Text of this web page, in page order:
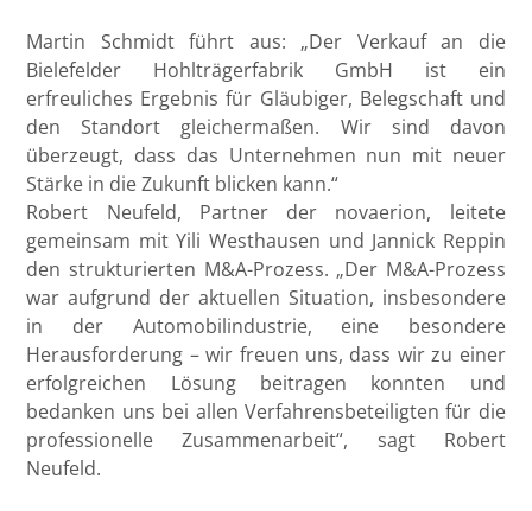
Martin Schmidt führt aus: „Der Verkauf an die
Bielefelder Hohlträgerfabrik GmbH ist ein
erfreuliches Ergebnis für Gläubiger, Belegschaft und
den Standort gleichermaßen. Wir sind davon
überzeugt, dass das Unternehmen nun mit neuer
Stärke in die Zukunft blicken kann.“
Robert Neufeld, Partner der novaerion, leitete
gemeinsam mit Yili Westhausen und Jannick Reppin
den strukturierten M&A-Prozess. „Der M&A-Prozess
war aufgrund der aktuellen Situation, insbesondere
in der Automobilindustrie, eine besondere
Herausforderung – wir freuen uns, dass wir zu einer
erfolgreichen Lösung beitragen konnten und
bedanken uns bei allen Verfahrensbeteiligten für die
professionelle Zusammenarbeit“, sagt Robert
Neufeld.